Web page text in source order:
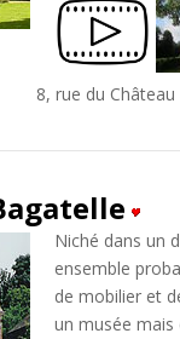
8, rue du
Niché dans un
ensemble
de mobilier et
un musée mais